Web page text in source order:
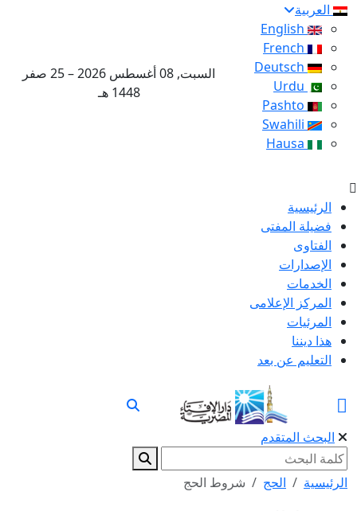
العربية
السبت, 08 أغسطس 2026 – 25 صفر
1448 هـ
الرئيسية
فضيلة المفتى
الفتاوى
الإصدارات
الخدمات
المركز الإعلامى
المرئيات
هذا ديننا
التعليم عن بعد
البحث المتقدم
الرئيسية الحج شروط الحج